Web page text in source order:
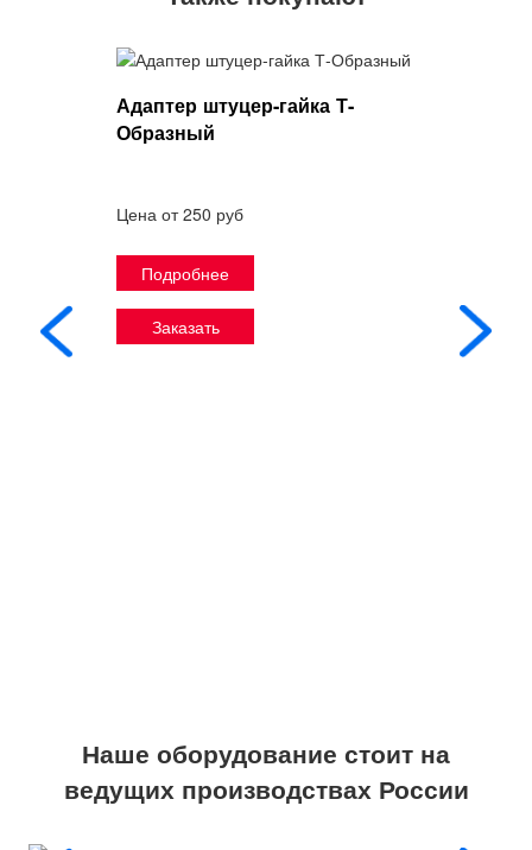
Адаптер штуцер-гайка Т-
Образный
Цена от 250 руб
Подробнее
Заказать
Наше оборудование стоит на
ведущих производствах России